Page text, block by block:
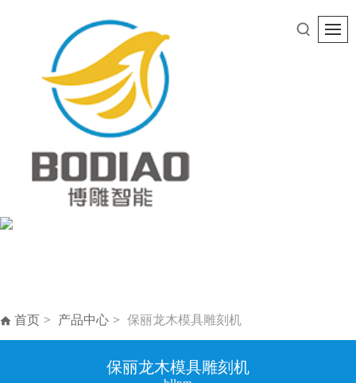
首页 产品中心 保丽龙木模具雕刻机
保丽龙木模具雕刻机